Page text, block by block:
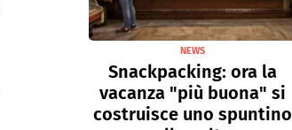
NEWS
Snackpacking: ora la
vacanza "più buona" si
costruisce uno spuntino